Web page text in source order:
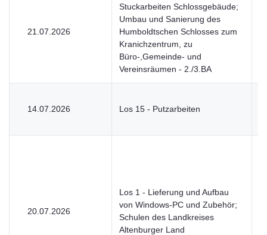
21.07.2026
Stuckarbeiten Schlossgebäude;
Umbau und Sanierung des
Humboldtschen Schlosses zum
Kranichzentrum, zu
Büro-,Gemeinde- und
Vereinsräumen - 2./3.BA
14.07.2026 Los 15 - Putzarbeiten
20.07.2026
Los 1 - Lieferung und Aufbau
von Windows-PC und Zubehör;
Schulen des Landkreises
Altenburger Land